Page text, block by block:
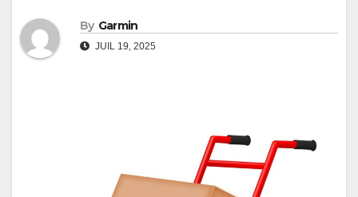
By Garmin
JUIL 19, 2025